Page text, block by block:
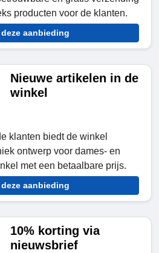
producten voor de klanten.
aanbieding
Nieuwe artikelen in de
winkel
klanten biedt de winkel
ontwerp voor dames- en
met een betaalbare prijs.
aanbieding
10% korting via
nieuwsbrief